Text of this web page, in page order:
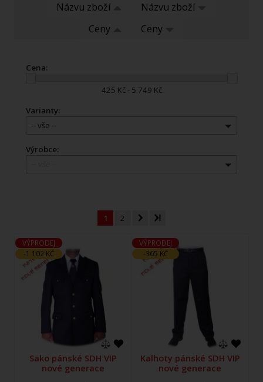
Názvu zboží
Názvu zboží
Ceny
Ceny
Cena:
425 Kč - 5 749 Kč
Varianty:
-- vše --
Výrobce:
1 2
VÝPRODEJ
-1 102 KČ
Sako pánské SDH VIP
nové generace
VÝPRODEJ
-365 KČ
Kalhoty pánské SDH VIP
nové generace